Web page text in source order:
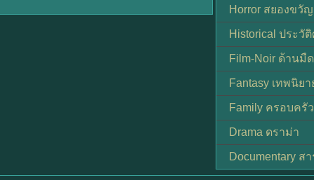
Horror สยองขวัญ
Historical ประวั
Film-Noir ด้านมื
Fantasy เทพนิยา
Family ครอบครัว
Drama ดราม่า
Documentary ส